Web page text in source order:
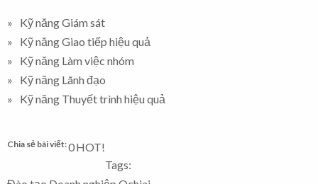
Kỹ năng Giám sát
Kỹ năng Giao tiếp hiệu quả
Kỹ năng Làm việc nhóm
Kỹ năng Lãnh đạo
Kỹ năng Thuyết trình hiệu quả
Chia sẻ bài viết:0HOT!
Tags: